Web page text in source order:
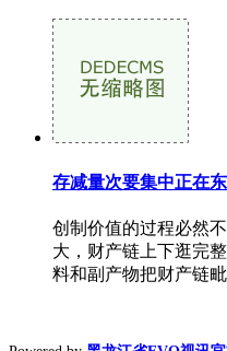
存减量次要集中正在
创制价值的过程必然
大，财产链上下逛完
料和副产物把财产链